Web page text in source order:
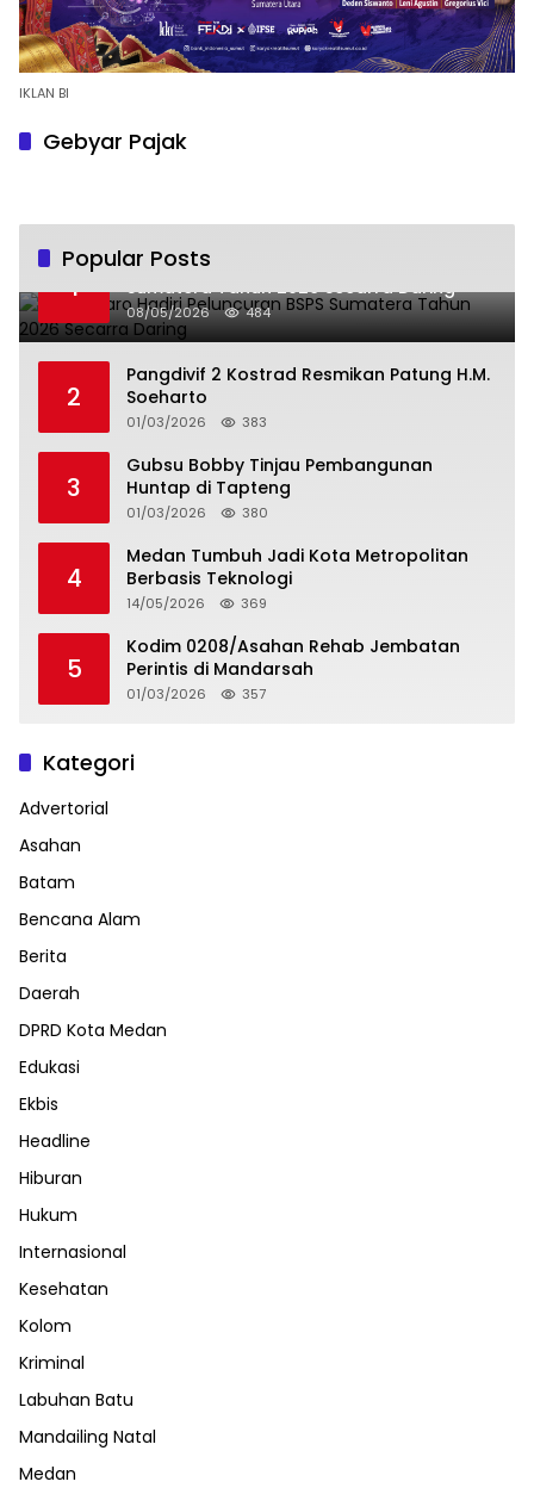
IKLAN BI
Gebyar Pajak
Popular Posts
1
Bupati Karo Hadiri Peluncuran BSPS
Sumatera Tahun 2026 Secarra Daring
08/05/2026 484
2
Pangdivif 2 Kostrad Resmikan Patung H.M.
Soeharto
01/03/2026 383
3
Gubsu Bobby Tinjau Pembangunan
Huntap di Tapteng
01/03/2026 380
4
Medan Tumbuh Jadi Kota Metropolitan
Berbasis Teknologi
14/05/2026 369
5
Kodim 0208/Asahan Rehab Jembatan
Perintis di Mandarsah
01/03/2026 357
Kategori
Advertorial
Asahan
Batam
Bencana Alam
Berita
Daerah
DPRD Kota Medan
Edukasi
Ekbis
Headline
Hiburan
Hukum
Internasional
Kesehatan
Kolom
Kriminal
Labuhan Batu
Mandailing Natal
Medan